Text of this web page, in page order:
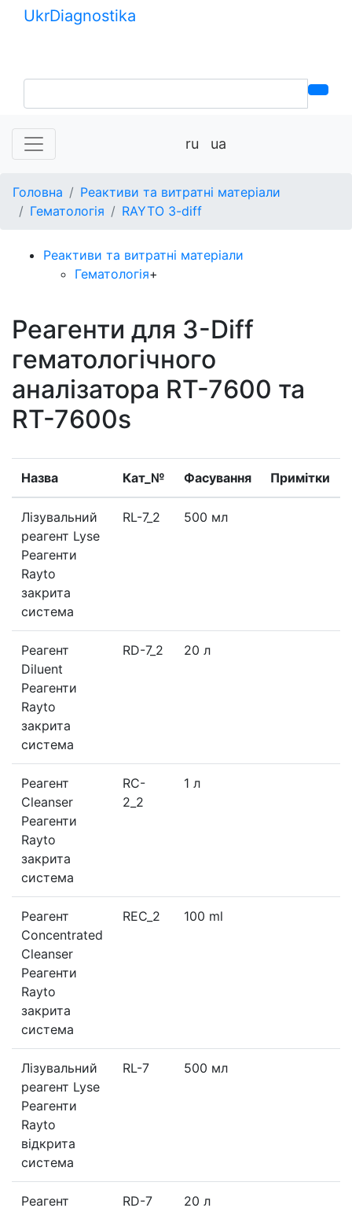
UkrDiagnostika
ru ua
Головна
Реактиви та витратні матеріали
Гематологія
RAYTO 3-diff
Реактиви та витратні матеріали
Гематологія+
Реагенти для 3-Diff
гематологічного
аналізатора RT-7600 та
RT-7600s
Назва Кат_№ Фасування Примітки
Лізувальний
реагент Lyse
Реагенти
Rayto
закрита
система
RL-7_2 500 мл
Реагент
Diluent
Реагенти
Rayto
закрита
система
RD-7_2 20 л
Реагент
Cleanser
Реагенти
Rayto
закрита
система
RC-
2_2
1 л
Реагент
Concentrated
Cleanser
Реагенти
Rayto
закрита
система
REC_2 100 ml
Лізувальний
реагент Lyse
Реагенти
Rayto
відкрита
система
RL-7 500 мл
Реагент
RD-7 20 л